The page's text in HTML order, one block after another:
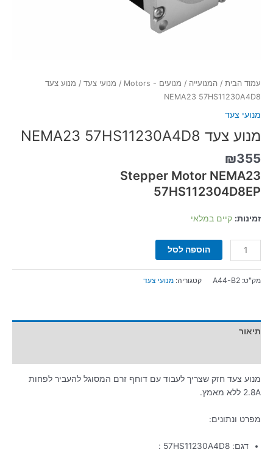
עמוד הבית / המנועייה / מנועים - Motors / מנועי צעד / מנוע צעד
NEMA23 57HS11230A4D8
מנועי צעד
מנוע צעד NEMA23 57HS11230A4D8
₪355
Stepper Motor NEMA23
57HS112304D8EP
זמינות: קיים במלאי
הוספה לסל
מק"ט: A44-B2 קטגוריה: מנועי צעד
תיאור
מנוע צעד חזק שצריך לעבוד עם דוחף זרם המסוגל להעביר לפחות
2.8A ללא מאמץ.
מפרט ונתונים:
דגם: 57HS11230A4D8 :